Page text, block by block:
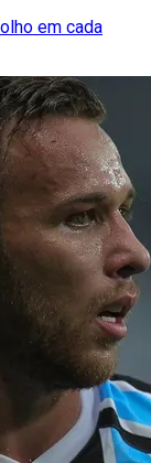
em cada